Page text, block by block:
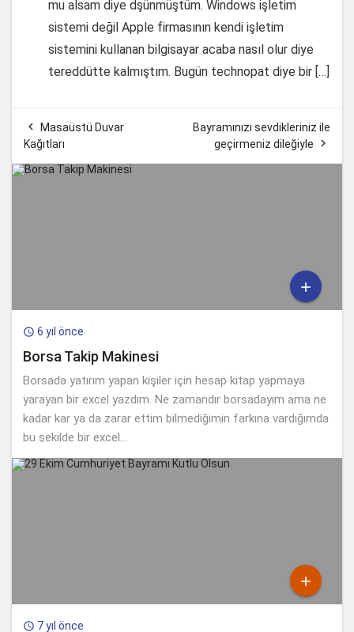
mu alsam diye dşünmüştüm. Windows işletim
sistemi değil Apple firmasının kendi işletim
sistemini kullanan bilgisayar acaba nasıl olur diye
tereddütte kalmıştım. Bugün technopat diye bir […]

Masaüstü Duvar
Kağıtları
Bayramınızı sevdikleriniz ile
geçirmeniz dileğiyle


 6 yıl önce
Borsa Takip Makinesi
Borsada yatırım yapan kişiler için hesap kitap yapmaya
yarayan bir excel yazdım. Ne zamandır borsadayım ama ne
kadar kar ya da zarar ettim bilmediğimin farkına vardığımda
bu şekilde bir excel...

 7 yıl önce